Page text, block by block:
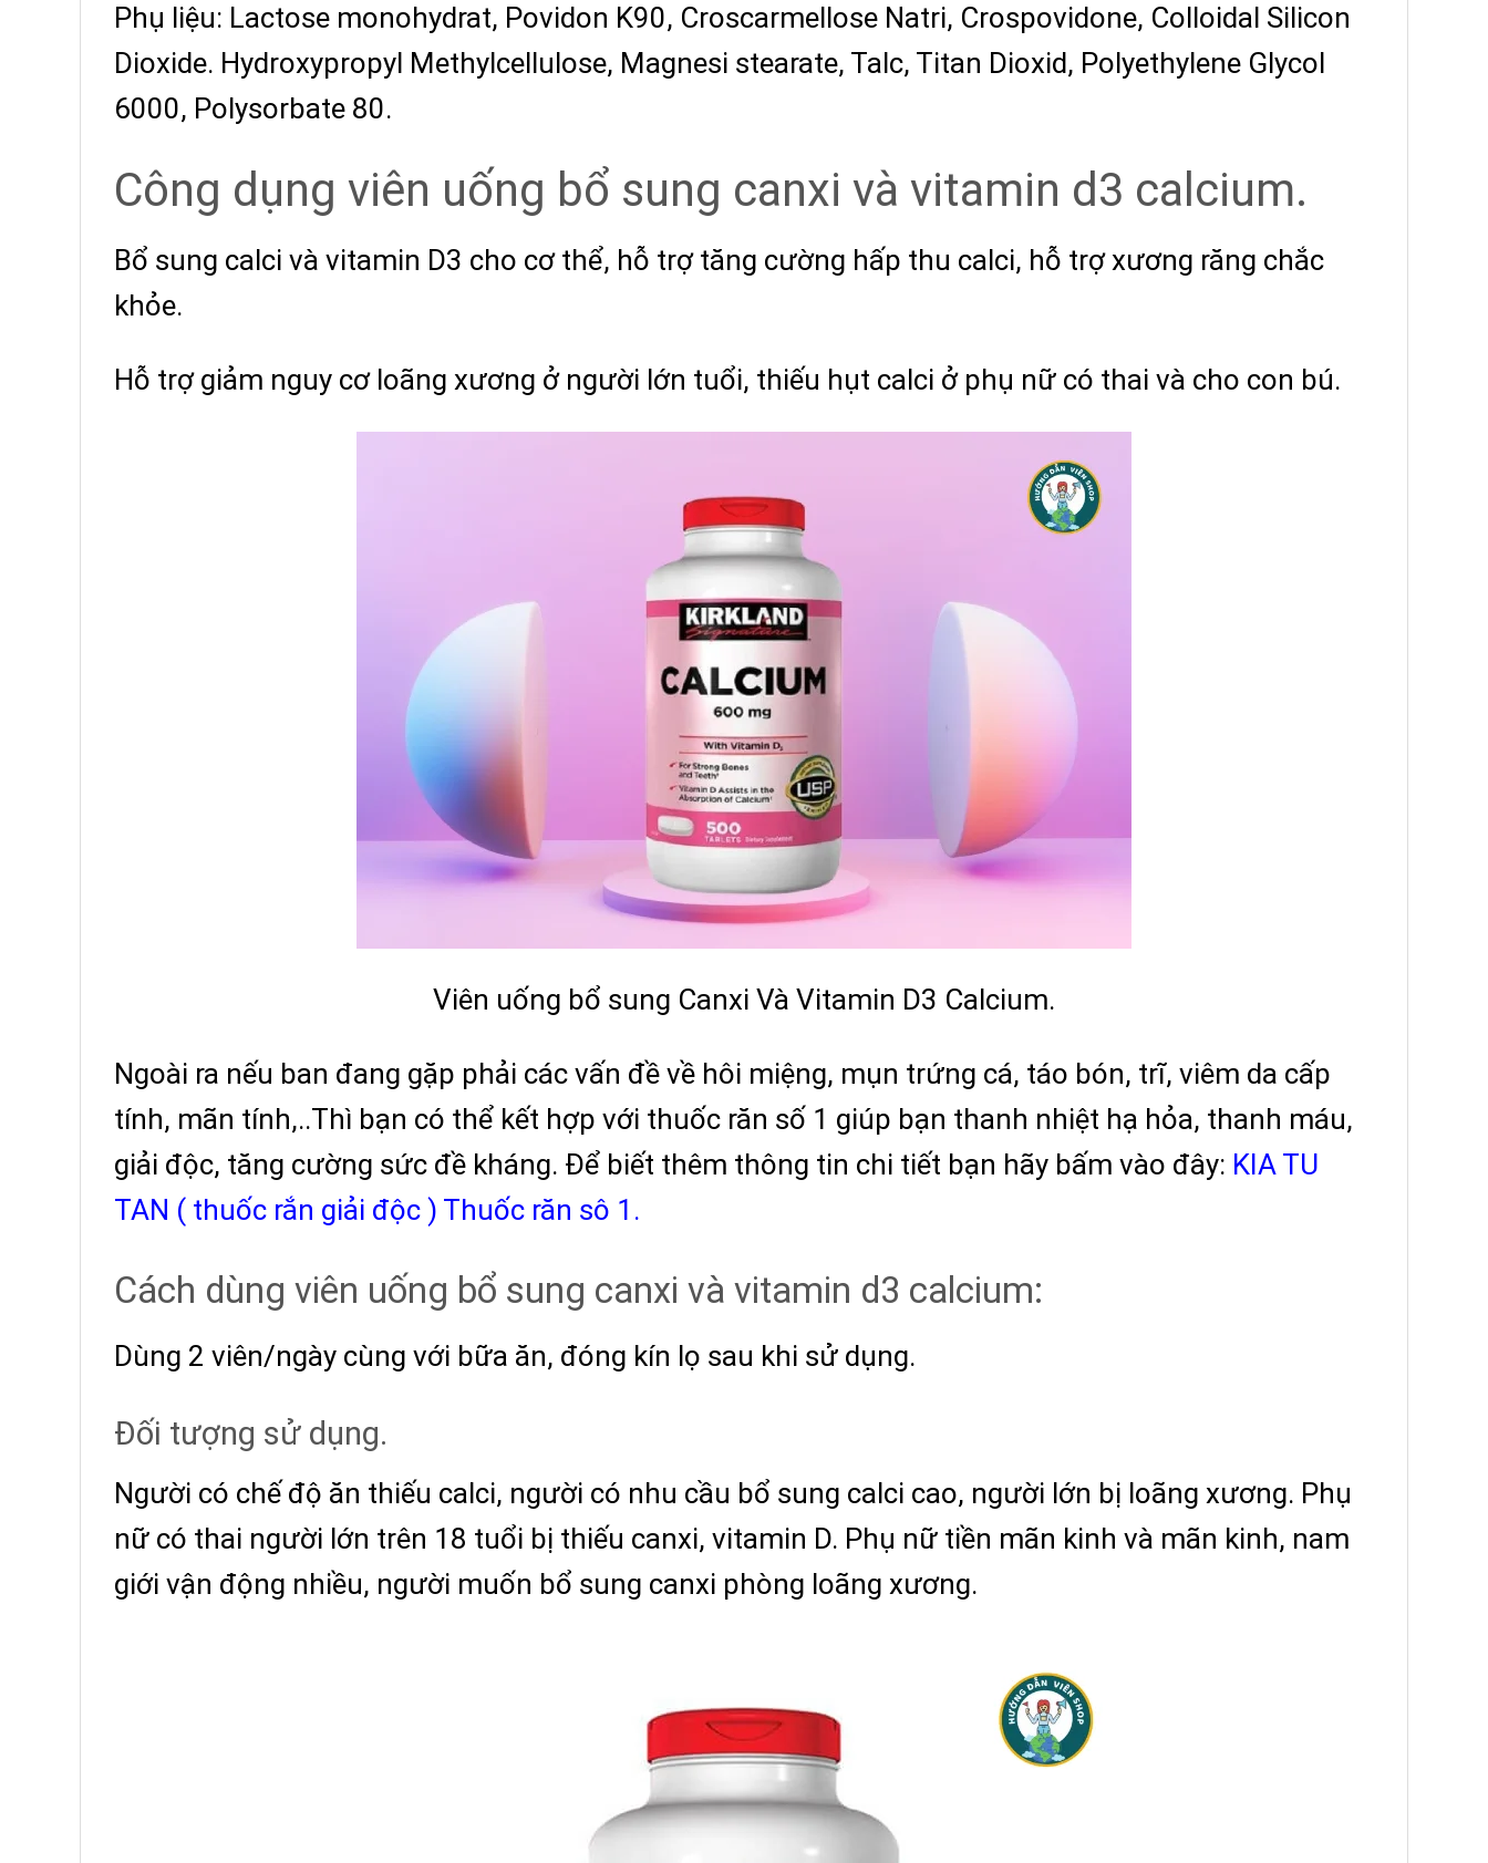
Phụ liệu: Lactose monohydrat, Povidon K90, Croscarmellose Natri, Crospovidone, Colloidal Silicon
Dioxide. Hydroxypropyl Methylcellulose, Magnesi stearate, Talc, Titan Dioxid, Polyethylene Glycol
6000, Polysorbate 80.
Công dụng viên uống bổ sung canxi và vitamin d3 calcium.
Bổ sung calci và vitamin D3 cho cơ thể, hỗ trợ tăng cường hấp thu calci, hỗ trợ xương răng chắc
khỏe.
Hỗ trợ giảm nguy cơ loãng xương ở người lớn tuổi, thiếu hụt calci ở phụ nữ có thai và cho con bú.
Viên uống bổ sung Canxi Và Vitamin D3 Calcium.
Ngoài ra nếu ban đang gặp phải các vấn đề về hôi miệng, mụn trứng cá, táo bón, trĩ, viêm da cấp
tính, mãn tính,..Thì bạn có thể kết hợp với thuốc răn số 1 giúp bạn thanh nhiệt hạ hỏa, thanh máu,
giải độc, tăng cường sức đề kháng. Để biết thêm thông tin chi tiết bạn hãy bấm vào đây: KIA TU
TAN ( thuốc rắn giải độc ) Thuốc răn sô 1.
Cách dùng viên uống bổ sung canxi và vitamin d3 calcium:
Dùng 2 viên/ngày cùng với bữa ăn, đóng kín lọ sau khi sử dụng.
Đối tượng sử dụng.
Người có chế độ ăn thiếu calci, người có nhu cầu bổ sung calci cao, người lớn bị loãng xương. Phụ
nữ có thai người lớn trên 18 tuổi bị thiếu canxi, vitamin D. Phụ nữ tiền mãn kinh và mãn kinh, nam
giới vận động nhiều, người muốn bổ sung canxi phòng loãng xương.